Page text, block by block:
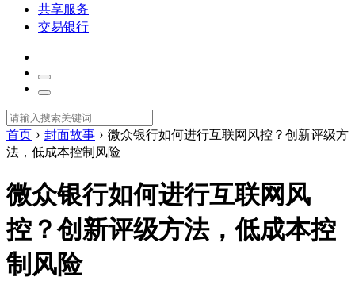
共享服务
交易银行
首页 › 封面故事 › 微众银行如何进行互联网风控？创新评级方
法，低成本控制风险
微众银行如何进行互联网风
控？创新评级方法，低成本控
制风险